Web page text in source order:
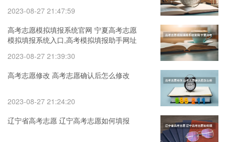
2023-08-27 21:47:59
高考志愿模拟填报系统官网 宁夏高考志愿
模拟填报系统入口,高考模拟填报助手网址
2023-08-27 21:39:30
高考志愿修改 高考志愿确认后怎么修改
2023-08-27 21:24:20
辽宁省高考志愿 辽宁高考志愿如何填报